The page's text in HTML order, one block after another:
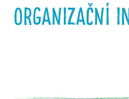
organizační